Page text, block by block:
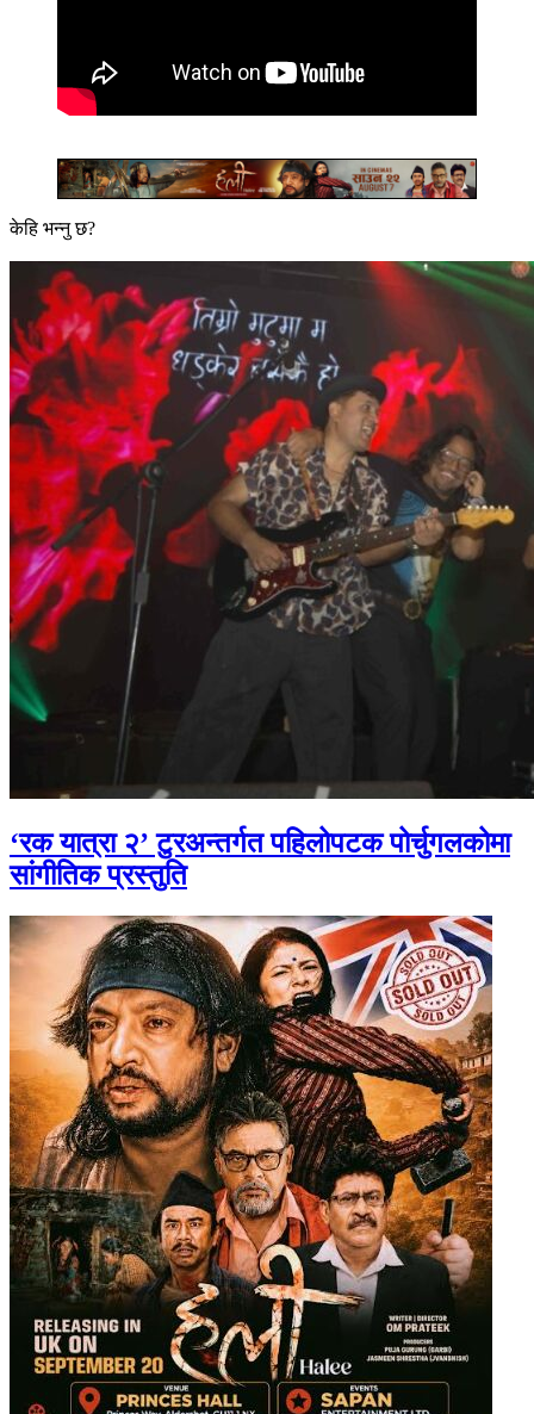
केहि भन्नु छ?
‘रक यात्रा २’ टुरअन्तर्गत पहिलोपटक पोर्चुगलकोमा
सांगीतिक प्रस्तुति